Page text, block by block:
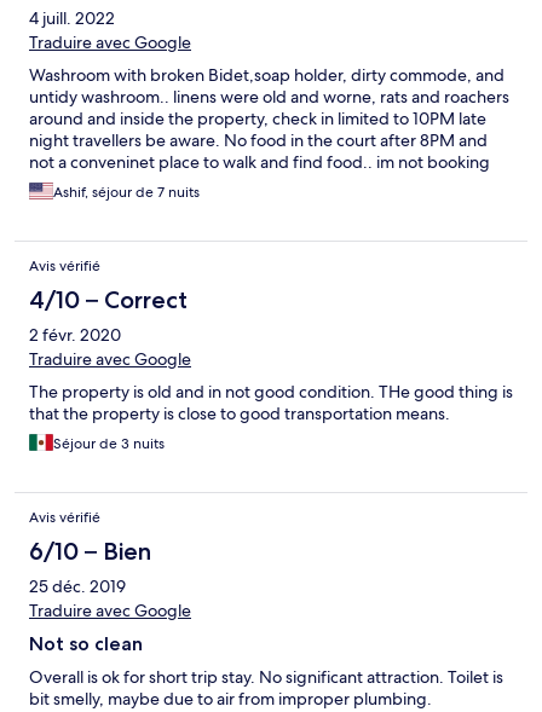
4 juill. 2022
Traduire avec Google
Washroom with broken Bidet,soap holder, dirty commode, and
untidy washroom.. linens were old and worne, rats and roachers
around and inside the property, check in limited to 10PM late
night travellers be aware. No food in the court after 8PM and
not a conveninet place to walk and find food.. im not booking
next time for sure.!
Ashif, séjour de 7 nuits
Avis vérifié
4/10 – Correct
2 févr. 2020
Traduire avec Google
The property is old and in not good condition. THe good thing is
that the property is close to good transportation means.
Séjour de 3 nuits
Avis vérifié
6/10 – Bien
25 déc. 2019
Traduire avec Google
Not so clean
Overall is ok for short trip stay. No significant attraction. Toilet is
bit smelly, maybe due to air from improper plumbing.